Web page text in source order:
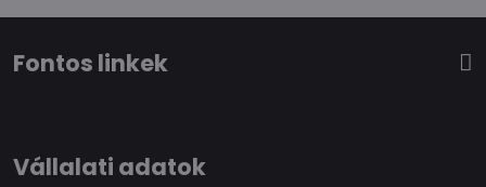
Fontos linkek
Vállalati adatok